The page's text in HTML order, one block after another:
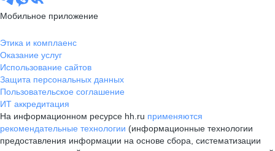
Мобильное приложение
Этика и комплаенс
Оказание услуг
Использование сайтов
Защита персональных данных
Пользовательское соглашение
ИТ аккредитация
На информационном ресурсе hh.ru применяются
рекомендательные технологии (информационные технологии
предоставления информации на основе сбора, систематизации